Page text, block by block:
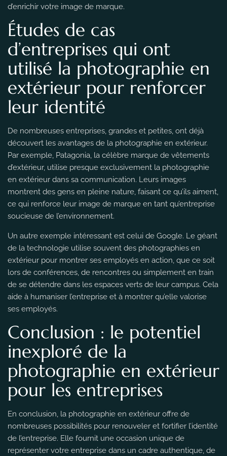
d’enrichir votre image de marque.
Études de cas
d’entreprises qui ont
utilisé la photographie en
extérieur pour renforcer
leur identité
De nombreuses entreprises, grandes et petites, ont déjà
découvert les avantages de la photographie en extérieur.
Par exemple, Patagonia, la célèbre marque de vêtements
d’extérieur, utilise presque exclusivement la photographie
en extérieur dans sa communication. Leurs images
montrent des gens en pleine nature, faisant ce qu’ils aiment,
ce qui renforce leur image de marque en tant qu’entreprise
soucieuse de l’environnement.
Un autre exemple intéressant est celui de Google. Le géant
de la technologie utilise souvent des photographies en
extérieur pour montrer ses employés en action, que ce soit
lors de conférences, de rencontres ou simplement en train
de se détendre dans les espaces verts de leur campus. Cela
aide à humaniser l’entreprise et à montrer qu’elle valorise
ses employés.
Conclusion : le potentiel
inexploré de la
photographie en extérieur
pour les entreprises
En conclusion, la photographie en extérieur offre de
nombreuses possibilités pour renouveler et fortifier l’identité
de l’entreprise. Elle fournit une occasion unique de
représenter votre entreprise dans un cadre authentique, de